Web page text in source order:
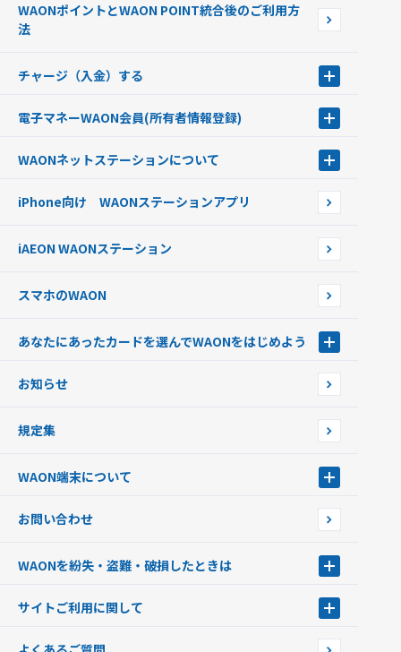
ポイントの有効期限について
WAONポイントとWAON POINT統合後のご利用方
法
チャージ（入金）する
現金でチャージする
銀行口座・ATMからチャージする
オートチャージ
ポイントからチャージする
チャージ上限金額の変更について
電子マネーWAON会員(所有者情報登録)
WAON POINTサービス会員登録に伴う個人データの共同利用のお知
WAONネットステーションについて
WAONネットステーションWAON端末について
iPhone向け WAONステーションアプリ
iAEON WAONステーション
スマホのWAON
あなたにあったカードを選んでWAONをはじめよう
フードバンク応援WAON
ご当地WAON
G.G WAON
WAONカード・WAONカードプラス
モバイルWAON
提携WAONカード
お知らせ
規定集
WAON端末について
WAONネットステーション
新型WAONステーション
WAONチャージャーmini
お問い合わせ
WAONを紛失・盗難・破損したときは
WAONカードの拾得について
サイトご利用に関して